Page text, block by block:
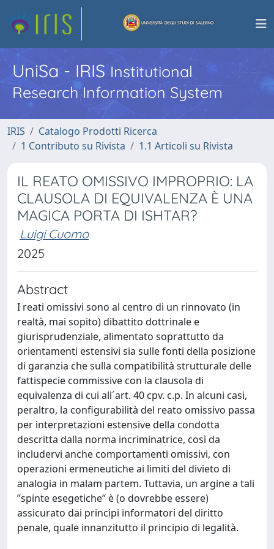
UniSa - IRISInstitutional
Research Information System
IRIS
Catalogo Prodotti Ricerca
1 Contributo su Rivista
1.1 Articoli su Rivista
IL REATO OMISSIVO IMPROPRIO: LA
CLAUSOLA DI EQUIVALENZA È UNA
MAGICA PORTA DI ISHTAR?
Luigi Cuomo
2025
Abstract
I reati omissivi sono al centro di un rinnovato (in
realtà, mai sopito) dibattito dottrinale e
giurisprudenziale, alimentato soprattutto da
orientamenti estensivi sia sulle fonti della posizione
di garanzia che sulla compatibilità strutturale delle
fattispecie commissive con la clausola di
equivalenza di cui all´art. 40 cpv. c.p. In alcuni casi,
peraltro, la configurabilità del reato omissivo passa
per interpretazioni estensive della condotta
descritta dalla norma incriminatrice, così da
includervi anche comportamenti omissivi, con
operazioni ermeneutiche ai limiti del divieto di
analogia in malam partem. Tuttavia, un argine a tali
”spinte esegetiche” è (o dovrebbe essere)
assicurato dai principi informatori del diritto
penale, quale innanzitutto il principio di legalità.